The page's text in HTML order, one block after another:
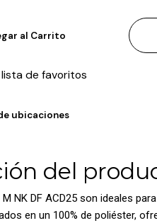
al Carrito
de favoritos
ubicaciones
del
NK DF ACD25 son ideales
en un 100% de poliéster,